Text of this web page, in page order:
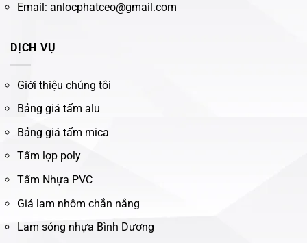
Email: anlocphatceo@gmail.com
DỊCH VỤ
Giới thiệu chúng tôi
Bảng giá tấm alu
Bảng giá tấm mica
Tấm lợp poly
Tấm Nhựa PVC
Giá lam nhôm chắn nắng
Lam sóng nhựa Bình Dương